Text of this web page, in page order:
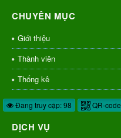
CHUYÊN MỤC
Giới thiệu
Thành viên
Thống kê
Đang truy cập: 98 QR-code
DỊCH VỤ